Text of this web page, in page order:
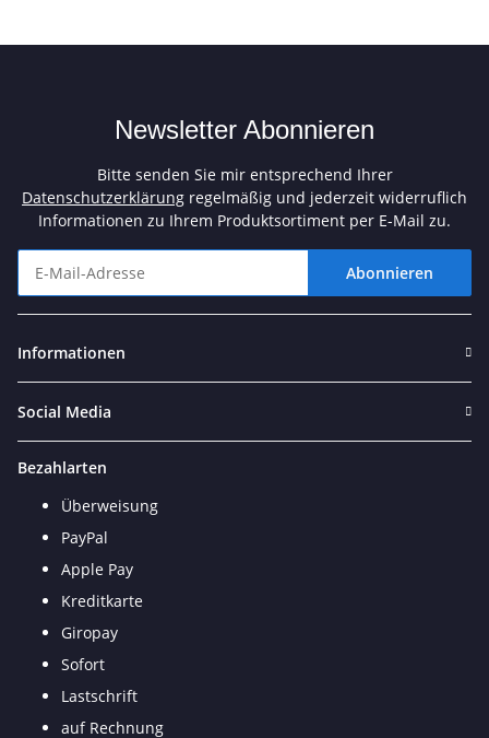
Newsletter Abonnieren
Bitte senden Sie mir entsprechend Ihrer
Datenschutzerklärung regelmäßig und jederzeit widerruflich
Informationen zu Ihrem Produktsortiment per E-Mail zu.
Abonnieren
Informationen
Social Media
Bezahlarten
Überweisung
PayPal
Apple Pay
Kreditkarte
Giropay
Sofort
Lastschrift
auf Rechnung